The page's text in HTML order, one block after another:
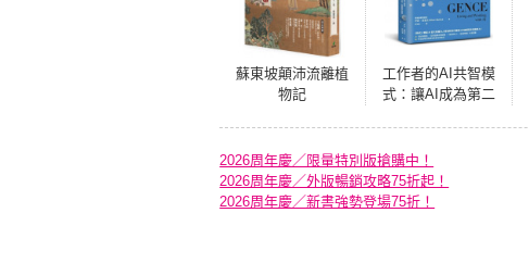
蘇東坡顛沛流離植
物記
工作者的AI共智模
式：讓AI成為第二
2026周年慶／限量特別版搶購中！
2026周年慶／外版暢銷攻略75折起！
2026周年慶／新書強勢登場75折！